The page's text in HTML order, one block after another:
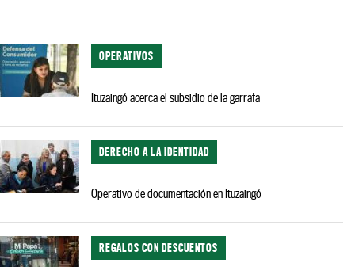
OPERATIVOS
Ituzaingó acerca el subsidio de la garrafa
DERECHO A LA IDENTIDAD
Operativo de documentación en Ituzaingó
REGALOS CON DESCUENTOS